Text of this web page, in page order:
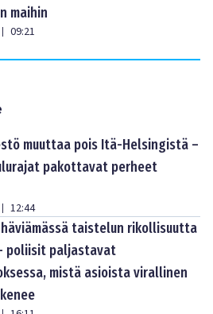
maihin
| 09:21
muuttaa pois Itä-Helsingistä –
pakottavat perheet
| 12:44
häviämässä taistelun rikollisuutta
poliisit paljastavat
mistä asioista virallinen